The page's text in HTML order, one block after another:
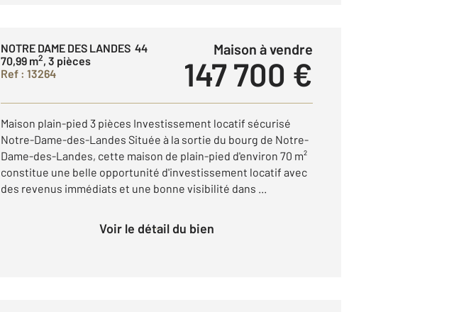
NOTRE DAME DES LANDES 44
70,99 m2, 3 pièces
Ref : 13264
Maison à vendre
147 700 €
Maison plain-pied 3 pièces Investissement locatif sécurisé
Notre-Dame-des-Landes Située à la sortie du bourg de Notre-
Dame-des-Landes, cette maison de plain-pied d'environ 70 m²
constitue une belle opportunité d'investissement locatif avec
des revenus immédiats et une bonne visibilité dans ...
Voir le détail du bien